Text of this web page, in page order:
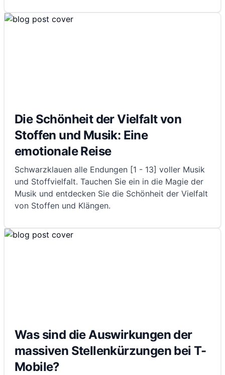
Die Schönheit der Vielfalt von
Stoffen und Musik: Eine
emotionale Reise
Schwarzklauen alle Endungen [1 - 13] voller Musik
und Stoffvielfalt. Tauchen Sie ein in die Magie der
Musik und entdecken Sie die Schönheit der Vielfalt
von Stoffen und Klängen.
Was sind die Auswirkungen der
massiven Stellenkürzungen bei T-
Mobile?